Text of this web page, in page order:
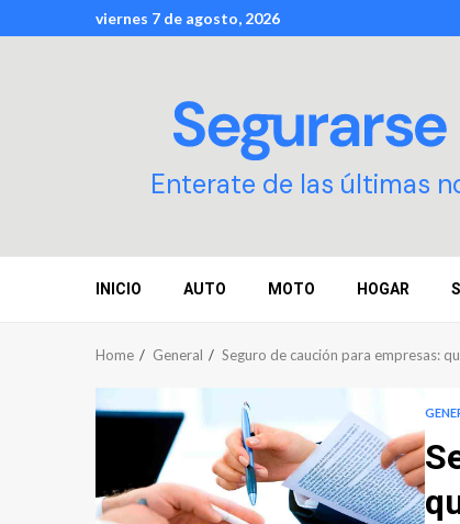
to
viernes 7 de agosto, 2026
Enterate de las últimas
INICIO AUTO MOTO HOGAR
Home General Seguro de caución para empresas: